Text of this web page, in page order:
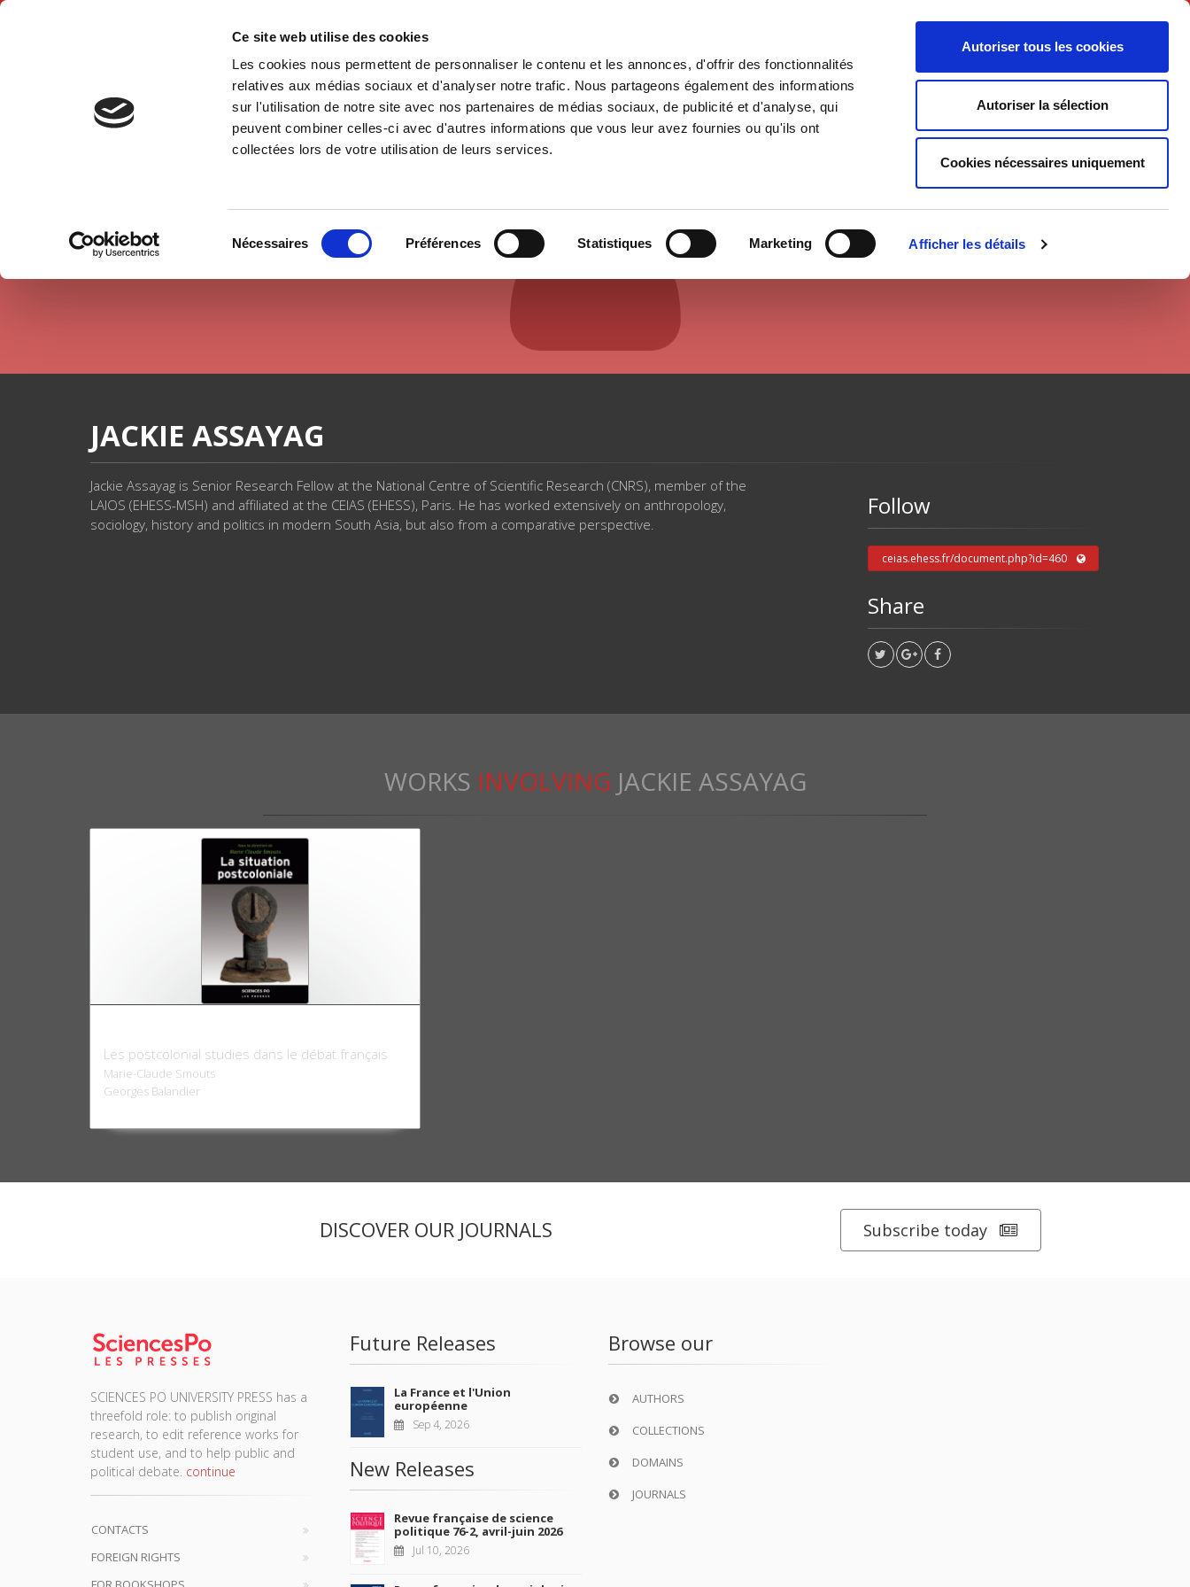
Ce site web utilise des cookies
Les cookies nous permettent de personnaliser le contenu et les annonces, d'offrir des fonctionnalités
relatives aux médias sociaux et d'analyser notre trafic. Nous partageons également des informations
sur l'utilisation de notre site avec nos partenaires de médias sociaux, de publicité et d'analyse, qui
peuvent combiner celles-ci avec d'autres informations que vous leur avez fournies ou qu'ils ont
collectées lors de votre utilisation de leurs services.
Nécessaires Préférences Statistiques Marketing Afficher les détails
Autoriser tous les cookies
Autoriser la sélection
Cookies nécessaires uniquement
English
Home Environment History International Politics
Home Jackie Assayag
AUTHORS & CONTRIBUTORS
JACKIE ASSAYAG
Jackie Assayag is Senior Research Fellow at the National Centre of Scientific Research (CNRS), member of the
LAIOS (EHESS-MSH) and affiliated at the CEIAS (EHESS), Paris. He has worked extensively on anthropology,
sociology, history and politics in modern South Asia, but also from a comparative perspective.
Follow
ceias.ehess.fr/document.php?id=460
Share
WORKS INVOLVING JACKIE ASSAYAG
Les postcolonial studies dans le débat français
Marie-Claude Smouts
Georges Balandier
DISCOVER OUR JOURNALS Subscribe today
SCIENCES PO UNIVERSITY PRESS has a
threefold role: to publish original
research, to edit reference works for
student use, and to help public and
political debate. continue
CONTACTS
FOREIGN RIGHTS
Future Releases
La France et l'Union
européenne
Sep 4, 2026
New Releases
Revue française de science
politique 76-2, avril-juin 2026
Jul 10, 2026
Browse our
AUTHORS
COLLECTIONS
DOMAINS
JOURNALS